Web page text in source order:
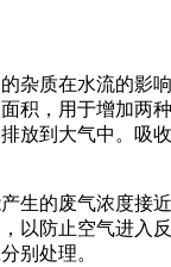
杂质在水流的影
积，用于增加两
放到大气中。吸
生的废气浓度接
以防止空气进入
别处理。